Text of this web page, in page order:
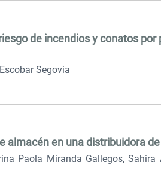
de incendios y conatos
Segovia
almacén en una distribuidora
Paola Miranda Gallegos,